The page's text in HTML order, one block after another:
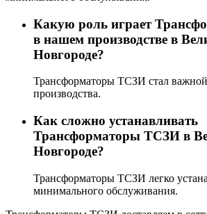
Какую роль играет
в нашем производстве в
Новгороде?
Трансформаторы ТСЗИ стал
производства.
Как сложно устанавливать
Трансформаторы ТСЗИ в
Новгороде?
Трансформаторы ТСЗИ легко
минимального обслуживания.